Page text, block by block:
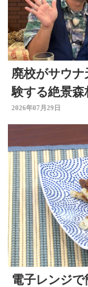
廃校がサウ
験する絶景
2026年07月29日
電子レンジ